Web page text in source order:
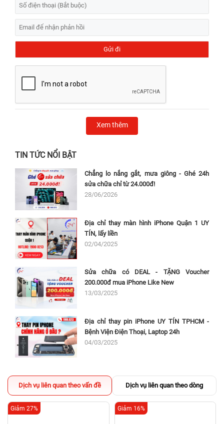
Xem thêm
TIN TỨC NỔI BẬT
Chẳng lo nắng gắt, mưa giông - Ghé 24h
sửa chữa chỉ từ 24.000đ!
28/06/2026
Địa chỉ thay màn hình iPhone Quận 1 UY
TÍN, lấy liền
02/04/2025
Sửa chữa có DEAL - TẶNG Voucher
200.000đ mua iPhone Like New
13/03/2025
Địa chỉ thay pin iPhone UY TÍN TPHCM -
Bệnh Viện Điện Thoại, Laptop 24h
04/03/2025
Dịch vụ liên quan theo vấn đề Dịch vụ liên quan theo dòng
Giảm 27% Giảm 16%